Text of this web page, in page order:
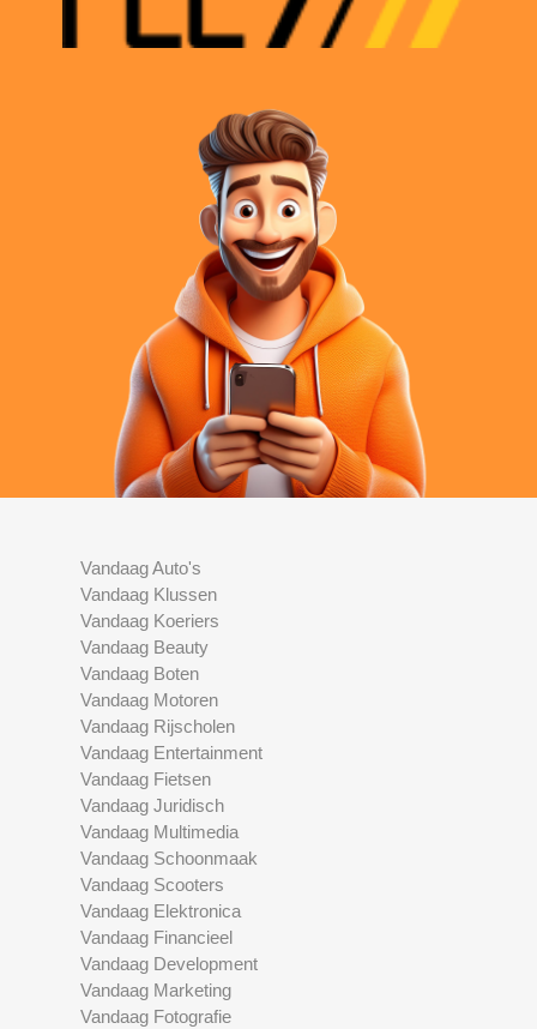
Vandaag Auto's
Vandaag Klussen
Vandaag Koeriers
Vandaag Beauty
Vandaag Boten
Vandaag Motoren
Vandaag Rijscholen
Vandaag Entertainment
Vandaag Fietsen
Vandaag Juridisch
Vandaag Multimedia
Vandaag Schoonmaak
Vandaag Scooters
Vandaag Elektronica
Vandaag Financieel
Vandaag Development
Vandaag Marketing
Vandaag Fotografie